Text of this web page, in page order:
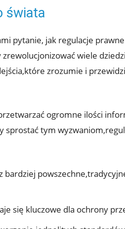
świata
pytanie, jak regulacje
zrewolucjonizować wiele
zrozumie i
ogromne ilości
sprostać tym
się kluczowe dla ochrony